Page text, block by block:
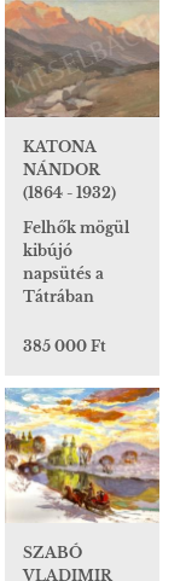
KATONA
NÁNDOR
(1864 - 1932)
Felhők mögül
kibújó
napsütés a
Tátrában
385 000 Ft
SZABÓ
VLADIMIR